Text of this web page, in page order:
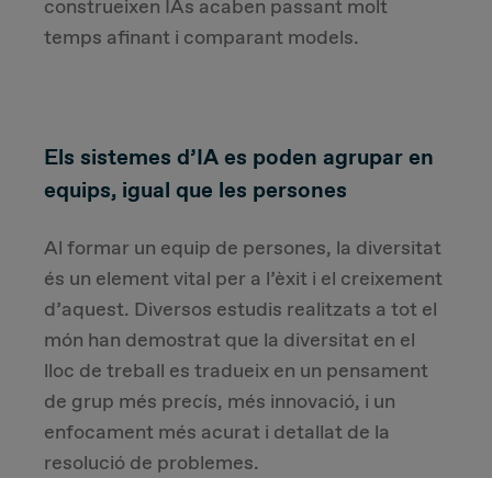
construeixen IAs acaben passant molt
temps afinant i comparant models.
Els sistemes d’IA es poden agrupar en
equips, igual que les persones
Al formar un equip de persones, la diversitat
és un element vital per a l’èxit i el creixement
d’aquest. Diversos estudis realitzats a tot el
món han demostrat que la diversitat en el
lloc de treball es tradueix en un pensament
de grup més precís, més innovació, i un
enfocament més acurat i detallat de la
resolució de problemes.